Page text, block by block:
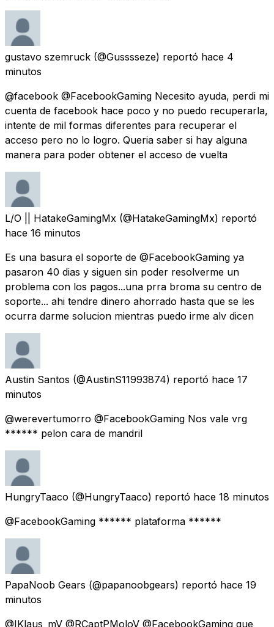
gustavo szemruck (@Gusssseze) reportó hace 4
minutos
@facebook @FacebookGaming Necesito ayuda, perdi mi
cuenta de facebook hace poco y no puedo recuperarla,
intente de mil formas diferentes para recuperar el
acceso pero no lo logro. Queria saber si hay alguna
manera para poder obtener el acceso de vuelta
L/O || HatakeGamingMx (@HatakeGamingMx) reportó
hace 16 minutos
Es una basura el soporte de @FacebookGaming ya
pasaron 40 dias y siguen sin poder resolverme un
problema con los pagos...una prra broma su centro de
soporte... ahi tendre dinero ahorrado hasta que se les
ocurra darme solucion mientras puedo irme alv dicen
Austin Santos (@AustinS11993874) reportó hace 17
minutos
@werevertumorro @FacebookGaming Nos vale vrg
****** pelon cara de mandril
HungryTaaco (@HungryTaaco) reportó hace 18 minutos
@FacebookGaming ****** plataforma ******
PapaNoob Gears (@papanoobgears) reportó hace 19
minutos
@IKlaus_mV @RCaptPMoloV @FacebookGaming que